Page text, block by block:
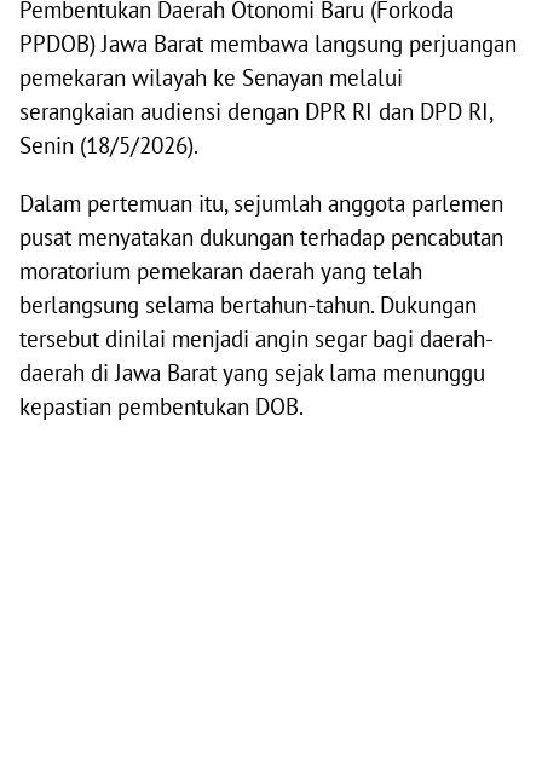
Pembentukan Daerah Otonomi Baru (Forkoda
PPDOB) Jawa Barat membawa langsung perjuangan
pemekaran wilayah ke Senayan melalui
serangkaian audiensi dengan DPR RI dan DPD RI,
Senin (18/5/2026).
Dalam pertemuan itu, sejumlah anggota parlemen
pusat menyatakan dukungan terhadap pencabutan
moratorium pemekaran daerah yang telah
berlangsung selama bertahun-tahun. Dukungan
tersebut dinilai menjadi angin segar bagi daerah-
daerah di Jawa Barat yang sejak lama menunggu
kepastian pembentukan DOB.